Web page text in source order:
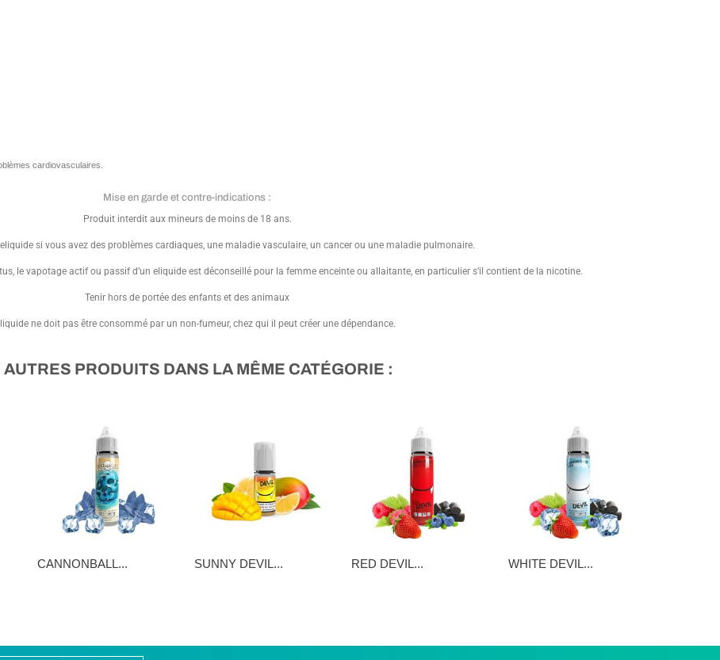
cardiovasculaires.
Mise en garde et contre-indications :
Produit interdit aux mineurs de moins de 18 ans.
si vous avez des problèmes cardiaques, une maladie vasculaire, un cancer ou une maladie pulmonaire.
le vapotage actif ou passif d’un eliquide est déconseillé pour la femme enceinte ou allaitante, en particulier s’il contient de la nicotine.
Tenir hors de portée des enfants et des animaux
ne doit pas être consommé par un non-fumeur, chez qui il peut créer une dépendance.
AUTRES PRODUITS DANS LA MÊME CATÉGORIE :
CANNONBALL... SUNNY DEVIL... RED DEVIL... WHITE DEVIL...